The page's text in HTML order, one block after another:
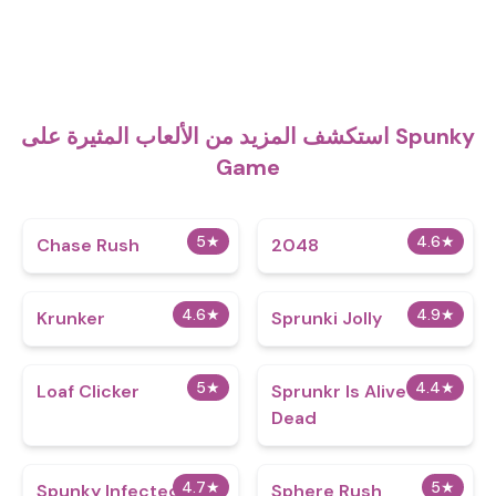
استكشف المزيد من الألعاب المثيرة على Spunky
Game
5★
Chase Rush 4.6★
2048
4.6★
Krunker 4.9★
Sprunki Jolly
5★
Loaf Clicker 4.4★
Sprunkr Is Alive Not
Dead
4.7★
Spunky Infected 5★
Sphere Rush